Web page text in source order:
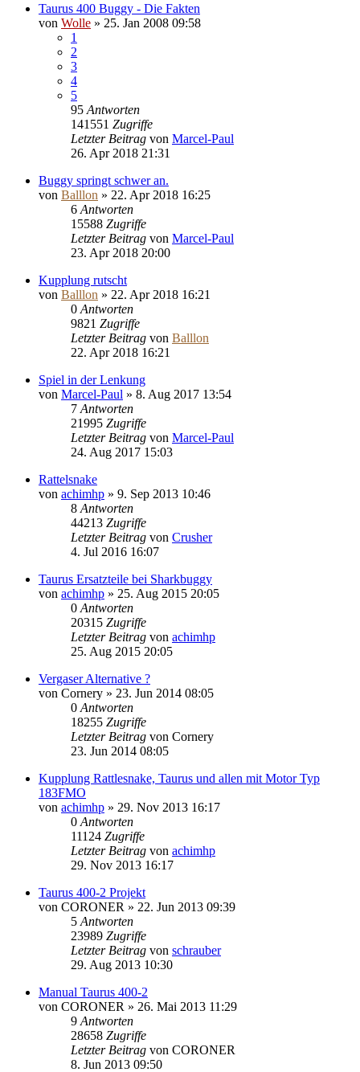
Taurus 400 Buggy - Die Fakten
von Wolle » 25. Jan 2008 09:58
1
2
3
4
5
95 Antworten
141551 Zugriffe
Letzter Beitrag von Marcel-Paul
26. Apr 2018 21:31
Buggy springt schwer an.
von Balllon » 22. Apr 2018 16:25
6 Antworten
15588 Zugriffe
Letzter Beitrag von Marcel-Paul
23. Apr 2018 20:00
Kupplung rutscht
von Balllon » 22. Apr 2018 16:21
0 Antworten
9821 Zugriffe
Letzter Beitrag von Balllon
22. Apr 2018 16:21
Spiel in der Lenkung
von Marcel-Paul » 8. Aug 2017 13:54
7 Antworten
21995 Zugriffe
Letzter Beitrag von Marcel-Paul
24. Aug 2017 15:03
Rattelsnake
von achimhp » 9. Sep 2013 10:46
8 Antworten
44213 Zugriffe
Letzter Beitrag von Crusher
4. Jul 2016 16:07
Taurus Ersatzteile bei Sharkbuggy
von achimhp » 25. Aug 2015 20:05
0 Antworten
20315 Zugriffe
Letzter Beitrag von achimhp
25. Aug 2015 20:05
Vergaser Alternative ?
von Cornery » 23. Jun 2014 08:05
0 Antworten
18255 Zugriffe
Letzter Beitrag von Cornery
23. Jun 2014 08:05
Kupplung Rattlesnake, Taurus und allen mit Motor Typ
183FMO
von achimhp » 29. Nov 2013 16:17
0 Antworten
11124 Zugriffe
Letzter Beitrag von achimhp
29. Nov 2013 16:17
Taurus 400-2 Projekt
von CORONER » 22. Jun 2013 09:39
5 Antworten
23989 Zugriffe
Letzter Beitrag von schrauber
29. Aug 2013 10:30
Manual Taurus 400-2
von CORONER » 26. Mai 2013 11:29
9 Antworten
28658 Zugriffe
Letzter Beitrag von CORONER
8. Jun 2013 09:50